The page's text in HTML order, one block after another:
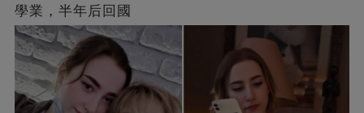
學業，半年后回國